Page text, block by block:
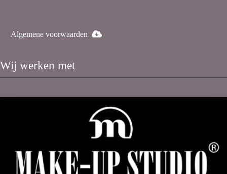
Algemene voorwaarden
Wij werken met